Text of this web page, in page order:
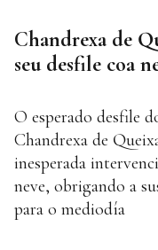
Chandrexa de
seu desfile coa
O esperado desfile
Chandrexa de
inesperada
neve, obrigando a
para o mediodía